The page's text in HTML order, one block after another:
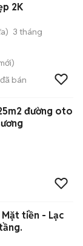
2K
3 tháng
đã bán
đường oto
tiền - Lạc